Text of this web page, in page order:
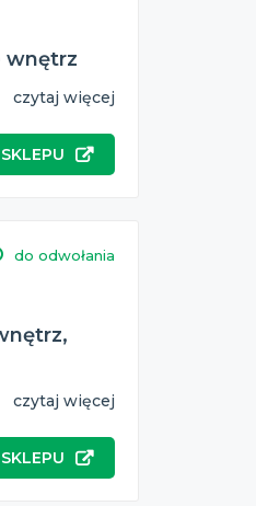
wnętrz
czytaj więcej
do odwołania
czytaj więcej